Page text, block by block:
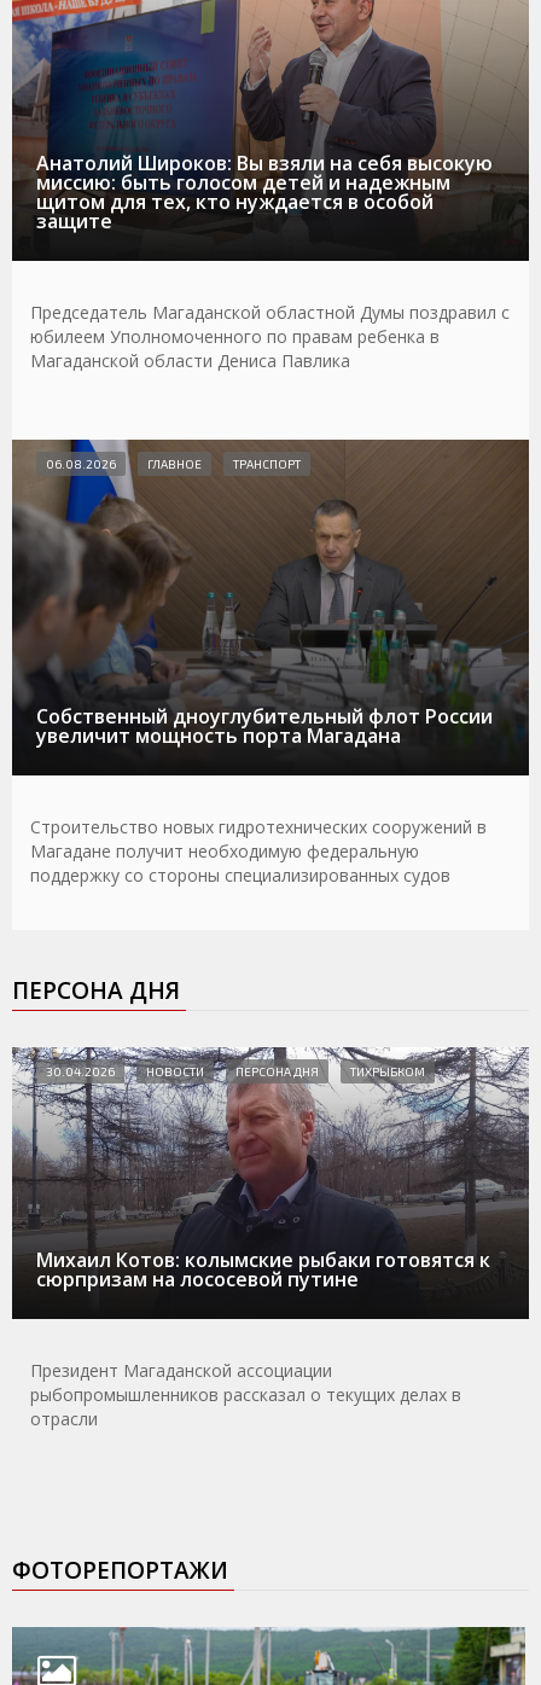
Анатолий Широков: Вы взяли на себя высокую
миссию: быть голосом детей и надежным
щитом для тех, кто нуждается в особой
защите
Председатель Магаданской областной Думы поздравил с
юбилеем Уполномоченного по правам ребенка в
Магаданской области Дениса Павлика
Собственный дноуглубительный флот России
увеличит мощность порта Магадана
06.08.2026 ГЛАВНОЕ ТРАНСПОРТ
Строительство новых гидротехнических сооружений в
Магадане получит необходимую федеральную
поддержку со стороны специализированных судов
ПЕРСОНА ДНЯ
Михаил Котов: колымские рыбаки готовятся к
сюрпризам на лососевой путине
30.04.2026 НОВОСТИ ПЕРСОНА ДНЯ ТИХРЫБКОМ
Президент Магаданской ассоциации
рыбопромышленников рассказал о текущих делах в
отрасли
ФОТОРЕПОРТАЖИ